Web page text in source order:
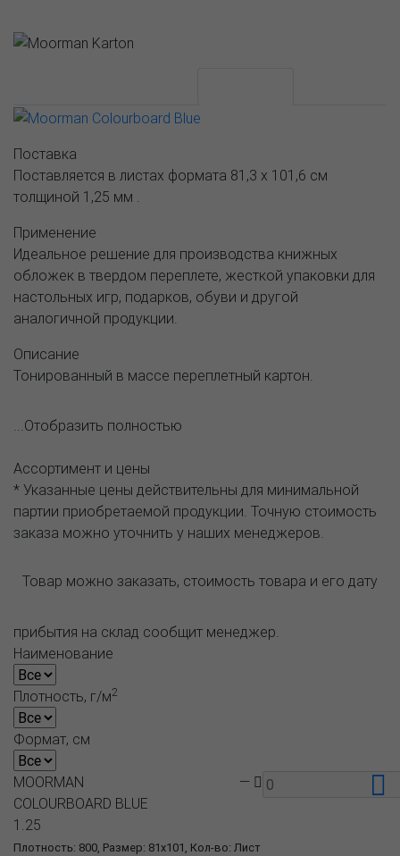
Поставка
Поставляется в листах формата 81,3 х 101,6 см
толщиной 1,25 мм .
Применение
Идеальное решение для производства книжных
обложек в твердом переплете, жесткой упаковки для
настольных игр, подарков, обуви и другой
аналогичной продукции.
Описание
Тонированный в массе переплетный картон.
...Отобразить полностью
Ассортимент и цены
* Указанные цены действительны для минимальной
партии приобретаемой продукции. Точную стоимость
заказа можно уточнить у наших менеджеров.
Товар можно заказать, стоимость товара и его дату
прибытия на склад сообщит менеджер.
Наименование
Плотность, г/м2
Формат, см
Плотность: 800, Размер: 81x101, Кол-во: Лист
MOORMAN
COLOURBOARD BLUE
1.25
—